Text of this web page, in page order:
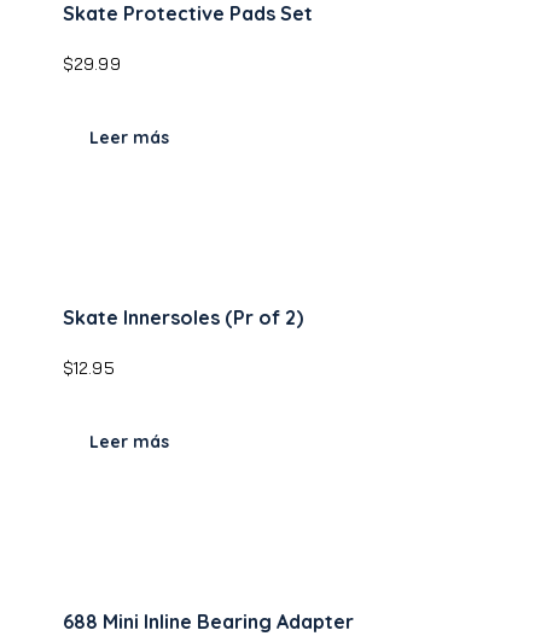
Skate Protective Pads Set
$29.99
Leer más
Skate Innersoles (Pr of 2)
$12.95
Leer más
688 Mini Inline Bearing Adapter